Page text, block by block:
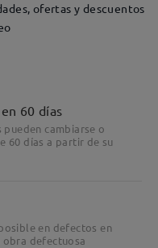
ofertas y descuentos
60 días
cambiarse o
60 días a partir de su
en defectos en
defectuosa